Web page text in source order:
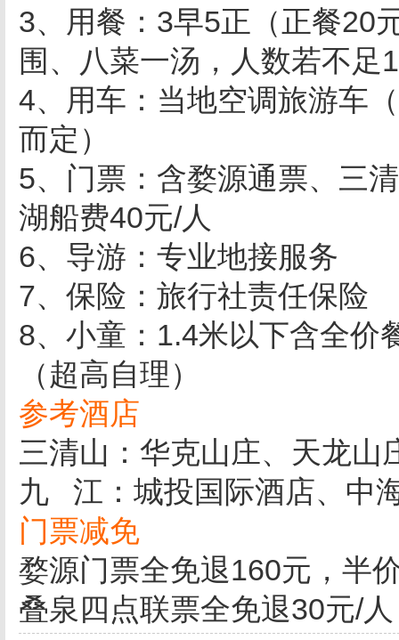
3、用餐：3早5正（正餐20
围、八菜一汤，人数若不
4、用车：当地空调旅游车
而定）
5、门票：含婺源通票、三
湖船费40元/人
6、导游：专业地接服务
7、保险：旅行社责任保险
8、小童：1.4米以下含全价
（超高自理）
参考酒店
三清山：华克山庄、天龙山
九 江：城投国际酒店、中
门票减免
婺源门票全免退160元，半
叠泉四点联票全免退30元/人